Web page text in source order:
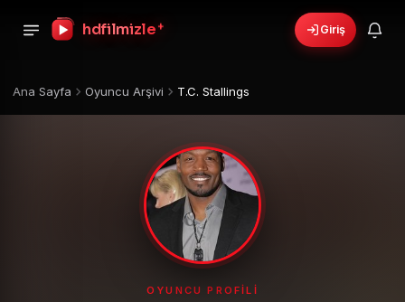
hdfilmizle + Giriş
Ana Sayfa Oyuncu Arşivi T.C. Stallings
OYUNCU PROFILI